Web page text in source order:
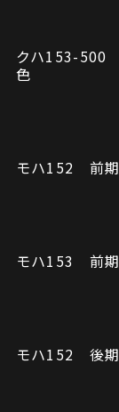
クハ153-
色
モハ152 前
モハ153 前
モハ152 後